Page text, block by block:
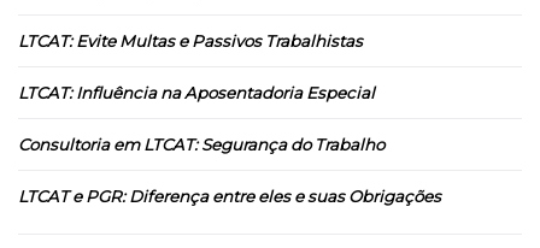
LTCAT: Evite Multas e Passivos Trabalhistas
LTCAT: Influência na Aposentadoria Especial
Consultoria em LTCAT: Segurança do Trabalho
LTCAT e PGR: Diferença entre eles e suas Obrigações